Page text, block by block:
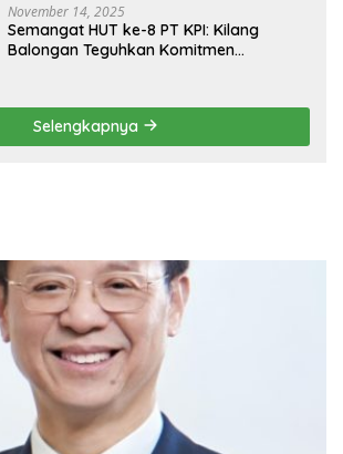
November 14, 2025
Semangat HUT ke-8 PT KPI: Kilang
Balongan Teguhkan Komitmen
Pendidikan
Selengkapnya